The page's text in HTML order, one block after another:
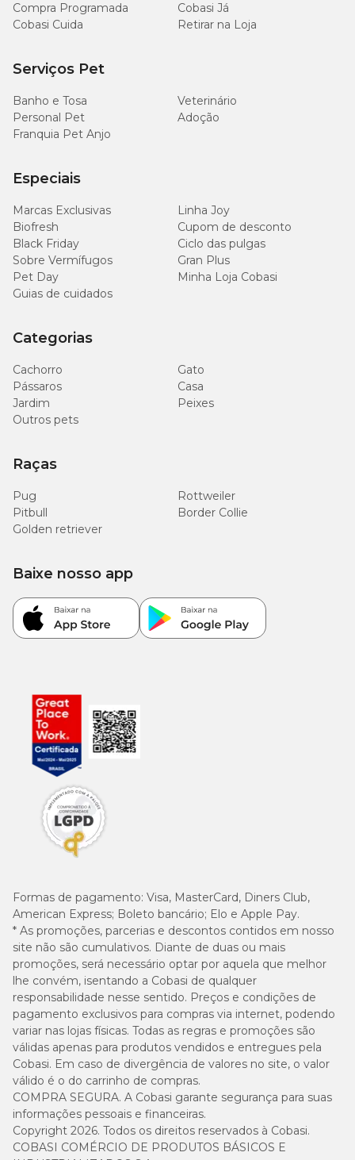
Compra Programada
Cobasi Já
Cobasi Cuida
Retirar na Loja
Serviços Pet
Banho e Tosa
Veterinário
Personal Pet
Adoção
Franquia Pet Anjo
Especiais
Marcas Exclusivas
Linha Joy
Biofresh
Cupom de desconto
Black Friday
Ciclo das pulgas
Sobre Vermífugos
Gran Plus
Pet Day
Minha Loja Cobasi
Guias de cuidados
Categorias
Cachorro
Gato
Pássaros
Casa
Jardim
Peixes
Outros pets
Raças
Pug
Rottweiler
Pitbull
Border Collie
Golden retriever
Formas de pagamento: Visa, MasterCard, Diners Club,
American Express; Boleto bancário; Elo e Apple Pay.
* As promoções, parcerias e descontos contidos em nosso
site não são cumulativos. Diante de duas ou mais
promoções, será necessário optar por aquela que melhor
lhe convém, isentando a Cobasi de qualquer
responsabilidade nesse sentido. Preços e condições de
pagamento exclusivos para compras via internet, podendo
variar nas lojas físicas. Todas as regras e promoções são
válidas apenas para produtos vendidos e entregues pela
Cobasi. Em caso de divergência de valores no site, o valor
válido é o do carrinho de compras.
COMPRA SEGURA. A Cobasi garante segurança para suas
informações pessoais e financeiras.
Copyright 2026. Todos os direitos reservados à Cobasi.
COBASI COMÉRCIO DE PRODUTOS BÁSICOS E
Baixe nosso app